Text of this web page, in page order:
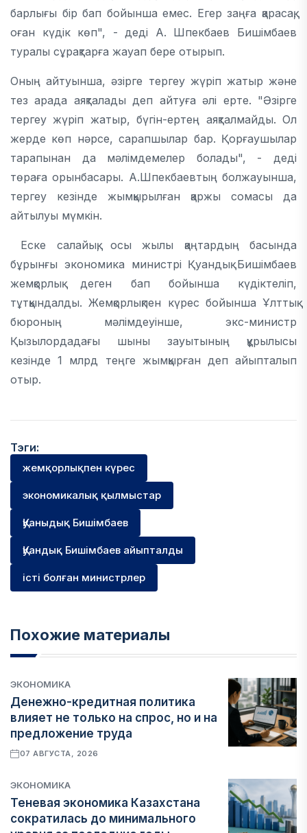
барлығы бір бап бойынша емес. Егер заңға қарасақ,
оған күдік көп", - деді А. Шпекбаев Бишімбаев
туралы сұрақтарға жауап бере отырып.
Оның айтуынша, әзірге тергеу жүріп жатыр және
тез арада аяқталады деп айтуға әлі ерте. "Әзірге
тергеу жүріп жатыр, бүгін-ертең аяқталмайды. Ол
жерде көп нәрсе, сарапшылар бар. Қорғаушылар
тарапынан да мәлімдемелер болады", - деді
төраға орынбасары. А.Шпекбаевтың болжауынша,
тергеу кезінде жымқырылған қаржы сомасы да
айтылуы мүмкін.
Еске салайық, осы жылы қаңтардың басында
бұрынғы экономика министрі Қуандық Бишімбаев
жемқорлық деген бап бойынша күдіктеліп,
тұтқындалды. Жемқорлықпен күрес бойынша Ұлттық
бюроның мәлімдеуінше, экс-министр
Қызылордадағы шыны зауытының құрылысы
кезінде 1 млрд теңге жымқырған деп айыпталып
отыр.
Тэги:
жемқорлықпен күрес
экономикалық қылмыстар
Қуаныдық Бишімбаев
Қуандық Бишімбаев айыпталды
істі болған министрлер
Похожие материалы
ЭКОНОМИКА
Денежно-кредитная политика
влияет не только на спрос, но и на
предложение труда
07 АВГУСТА, 2026
ЭКОНОМИКА
Теневая экономика Казахстана
сократилась до минимального